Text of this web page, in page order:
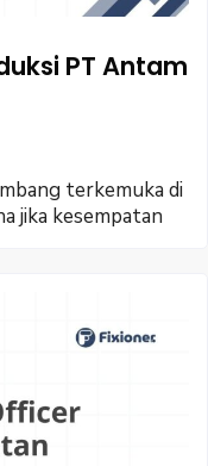
PT Antam
terkemuka di
jika kesempatan